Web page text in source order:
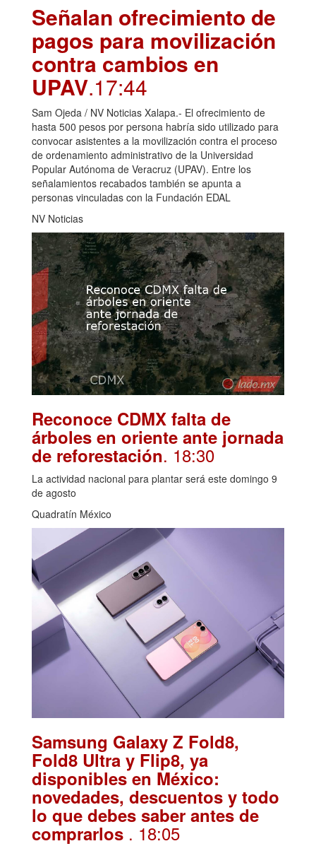
Señalan ofrecimiento de
pagos para movilización
contra cambios en
UPAV.17:44
Sam Ojeda / NV Noticias Xalapa.- El ofrecimiento de
hasta 500 pesos por persona habría sido utilizado para
convocar asistentes a la movilización contra el proceso
de ordenamiento administrativo de la Universidad
Popular Autónoma de Veracruz (UPAV). Entre los
señalamientos recabados también se apunta a
personas vinculadas con la Fundación EDAL
NV Noticias
Reconoce CDMX falta de
árboles en oriente ante jornada
de reforestación. 18:30
La actividad nacional para plantar será este domingo 9
de agosto
Quadratín México
Samsung Galaxy Z Fold8,
Fold8 Ultra y Flip8, ya
disponibles en México:
novedades, descuentos y todo
lo que debes saber antes de
comprarlos . 18:05